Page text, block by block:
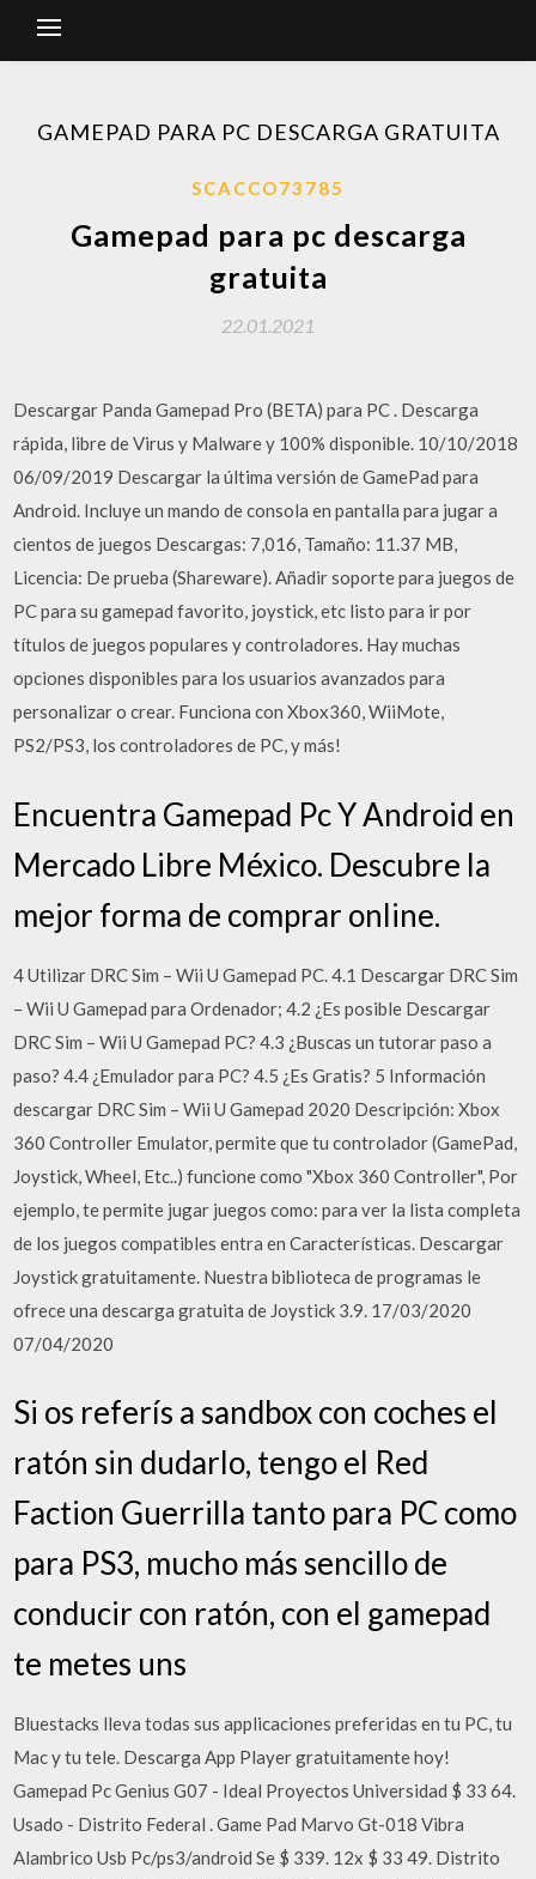
GAMEPAD PARA PC DESCARGA GRATUITA
SCACCO73785
Gamepad para pc descarga
gratuita
22.01.2021
Descargar Panda Gamepad Pro (BETA) para PC . Descarga
rápida, libre de Virus y Malware y 100% disponible. 10/10/2018
06/09/2019 Descargar la última versión de GamePad para
Android. Incluye un mando de consola en pantalla para jugar a
cientos de juegos Descargas: 7,016, Tamaño: 11.37 MB,
Licencia: De prueba (Shareware). Añadir soporte para juegos de
PC para su gamepad favorito, joystick, etc listo para ir por
títulos de juegos populares y controladores. Hay muchas
opciones disponibles para los usuarios avanzados para
personalizar o crear. Funciona con Xbox360, WiiMote,
PS2/PS3, los controladores de PC, y más!
Encuentra Gamepad Pc Y Android en
Mercado Libre México. Descubre la
mejor forma de comprar online.
4 Utilizar DRC Sim – Wii U Gamepad PC. 4.1 Descargar DRC Sim
– Wii U Gamepad para Ordenador; 4.2 ¿Es posible Descargar
DRC Sim – Wii U Gamepad PC? 4.3 ¿Buscas un tutorar paso a
paso? 4.4 ¿Emulador para PC? 4.5 ¿Es Gratis? 5 Información
descargar DRC Sim – Wii U Gamepad 2020 Descripción: Xbox
360 Controller Emulator, permite que tu controlador (GamePad,
Joystick, Wheel, Etc..) funcione como "Xbox 360 Controller", Por
ejemplo, te permite jugar juegos como: para ver la lista completa
de los juegos compatibles entra en Características. Descargar
Joystick gratuitamente. Nuestra biblioteca de programas le
ofrece una descarga gratuita de Joystick 3.9. 17/03/2020
07/04/2020
Si os referís a sandbox con coches el
ratón sin dudarlo, tengo el Red
Faction Guerrilla tanto para PC como
para PS3, mucho más sencillo de
conducir con ratón, con el gamepad
te metes uns
Bluestacks lleva todas sus applicaciones preferidas en tu PC, tu
Mac y tu tele. Descarga App Player gratuitamente hoy!
Gamepad Pc Genius G07 - Ideal Proyectos Universidad $ 33 64.
Usado - Distrito Federal . Game Pad Marvo Gt-018 Vibra
Alambrico Usb Pc/ps3/android Se $ 339. 12x $ 33 49. Distrito